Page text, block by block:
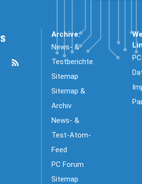
Archive:
News- &
Testberichte
Sitemap
Sitemap &
Archiv
News- &
Test-Atom-
Feed
PC Forum
Sitemap